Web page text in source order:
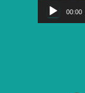
00:00